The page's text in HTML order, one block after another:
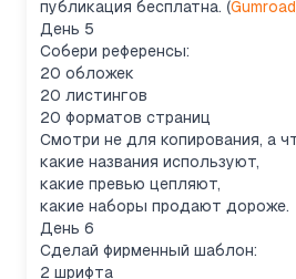
публикация бесплатна. (Gumroad
День 5
Собери референсы:
20 обложек
20 листингов
20 форматов страниц
Смотри не для копирования, а
какие названия используют,
какие превью цепляют,
какие наборы продают дороже.
День 6
Сделай фирменный шаблон:
2 шрифта